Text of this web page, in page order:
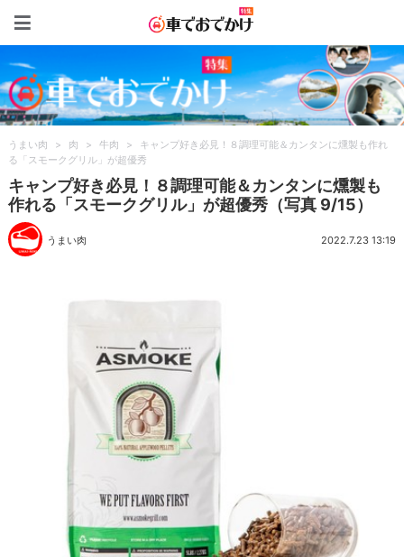
うまい肉 > 肉 > 牛肉 >
キャンプ好き必見！８調理可能＆カンタンに燻製も作れ
る「スモークグリル」が超優秀
キャンプ好き必見！８調理可能＆カンタンに燻製も
作れる「スモークグリル」が超優秀（写真 9/15）
うまい肉 2022.7.23 13:19